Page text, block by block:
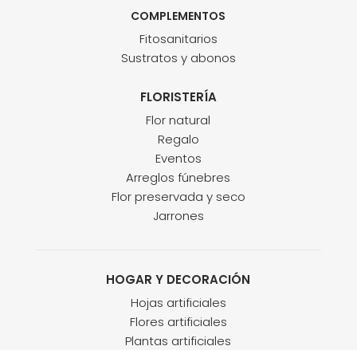
COMPLEMENTOS
Fitosanitarios
Sustratos y abonos
FLORISTERÍA
Flor natural
Regalo
Eventos
Arreglos fúnebres
Flor preservada y seco
Jarrones
HOGAR Y DECORACIÓN
Hojas artificiales
Flores artificiales
Plantas artificiales